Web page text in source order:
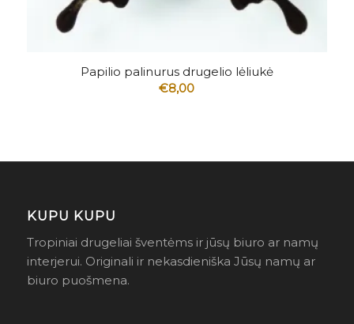
Papilio palinurus drugelio lėliukė
€8,00
KUPU KUPU
Tropiniai drugeliai šventėms ir jūsų biuro ar namų
interjerui. Originali ir nekasdieniška Jūsų namų ar
biuro puošmena.